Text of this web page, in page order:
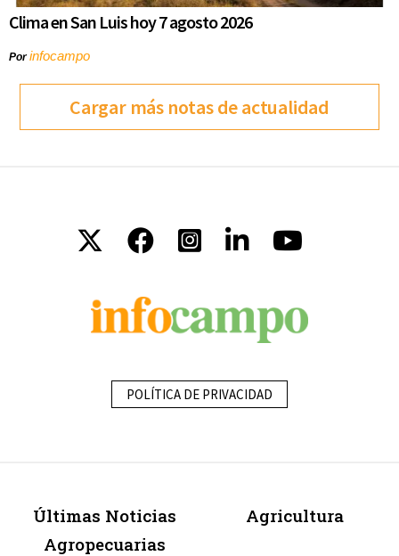
Clima en San Luis hoy 7 agosto 2026
Porinfocampo
Cargar más notas de actualidad
POLÍTICA DE PRIVACIDAD
Últimas Noticias
Agropecuarias
Agricultura